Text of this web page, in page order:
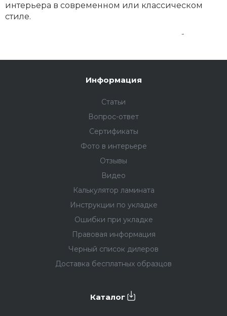
интерьера в современном или классическом
стиле.
Информация
Статьи
Вопрос-ответ
Сертификаты
Фото в интерьере
Отзывы
Видео
Калькулятор ламината
Инструкции по укладке
Ошибки при укладке
Правовая информация
Черный список дилеров
Доставка бесплатных образцов
Каталог